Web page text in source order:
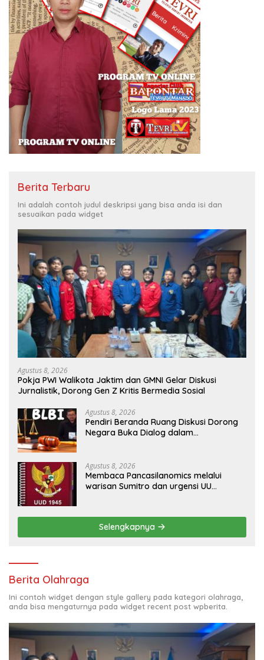
Berita Terbaru
Ini adalah contoh judul deskripsi yang bisa anda isi dan
sesuaikan pada widget
Agustus 8, 2026
Pokja PWI Walikota Jaktim dan GMNI Gelar Diskusi
Jurnalistik, Dorong Gen Z Kritis Bermedia Sosial
Agustus 8, 2026
Pendiri Beranda Ruang Diskusi Dorong
Negara Buka Dialog dalam
Agustus 8, 2026
Membaca Pancasilanomics melalui
warisan Sumitro dan urgensi UU
Selengkapnya
Berita Olahraga
Ini contoh widget dengan style gallery pada kategori olahraga,
anda bisa mengaturnya pada widget recent post wpberita.